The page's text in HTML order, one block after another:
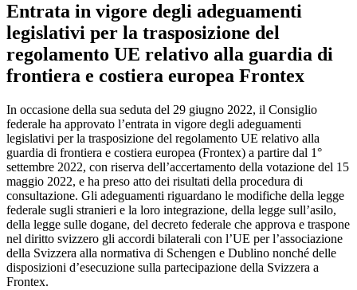
Entrata in vigore degli adeguamenti
legislativi per la trasposizione del
regolamento UE relativo alla guardia di
frontiera e costiera europea Frontex
In occasione della sua seduta del 29 giugno 2022, il Consiglio
federale ha approvato l’entrata in vigore degli adeguamenti
legislativi per la trasposizione del regolamento UE relativo alla
guardia di frontiera e costiera europea (Frontex) a partire dal 1°
settembre 2022, con riserva dell’accertamento della votazione del 15
maggio 2022, e ha preso atto dei risultati della procedura di
consultazione. Gli adeguamenti riguardano le modifiche della legge
federale sugli stranieri e la loro integrazione, della legge sull’asilo,
della legge sulle dogane, del decreto federale che approva e traspone
nel diritto svizzero gli accordi bilaterali con l’UE per l’associazione
della Svizzera alla normativa di Schengen e Dublino nonché delle
disposizioni d’esecuzione sulla partecipazione della Svizzera a
Frontex.